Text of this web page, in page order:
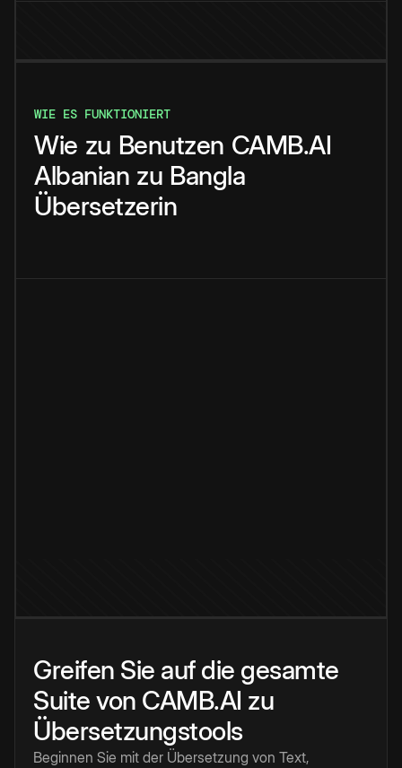
WIE ES FUNKTIONIERT
Wie zu Benutzen CAMB.AI
Albanian zu Bangla
Übersetzerin
Greifen Sie auf die gesamte
Suite von CAMB.AI zu
Übersetzungstools
Beginnen Sie mit der Übersetzung von Text,